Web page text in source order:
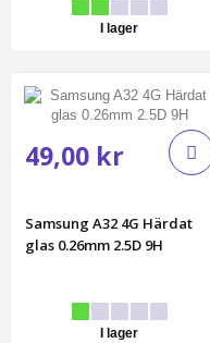
I lager
49,00 kr
Samsung A32 4G Härdat
glas 0.26mm 2.5D 9H
I lager